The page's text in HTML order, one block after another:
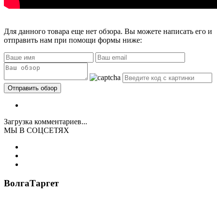
Для данного товара еще нет обзора. Вы можете написать его и
отправить нам при помощи формы ниже:
Загрузка комментариев...
МЫ В СОЦСЕТЯХ
ВолгаТаргет